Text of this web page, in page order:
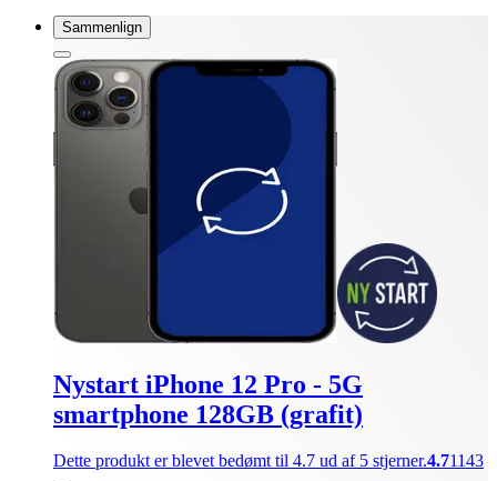
Sammenlign
Nystart iPhone 12 Pro - 5G
smartphone 128GB (grafit)
Dette produkt er blevet bedømt til 4.7 ud af 5 stjerner.4.71143